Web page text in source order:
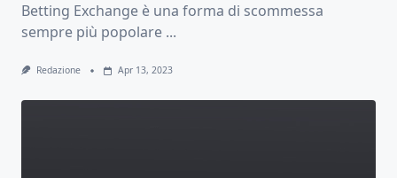
Betting Exchange è una forma di scommessa
sempre più popolare ...
Redazione Apr 13, 2023